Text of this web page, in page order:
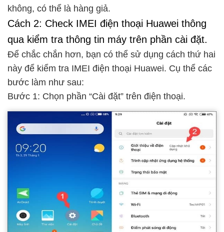
không, có thể là hàng giả.
Cách 2: Check IMEI điện thoại Huawei thông
qua kiểm tra thông tin máy trên phần cài đặt.
Để chắc chắn hơn, bạn có thể sử dụng cách thứ hai
này để kiểm tra IMEI điện thoại Huawei. Cụ thể các
bước làm như sau:
Bước 1: Chọn phần “Cài đặt” trên điện thoại.